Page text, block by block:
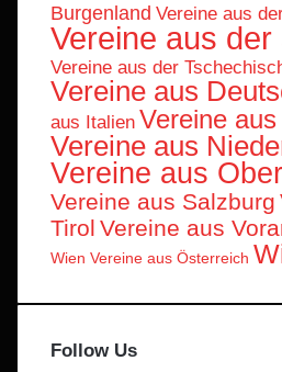
Burgenland Vereine aus
Vereine aus
Vereine aus der
Vereine aus
aus Italien Vereine
Vereine aus
Vereine aus
Vereine aus Salzburg
Tirol Vereine aus
Wien Vereine aus Österreich
Follow Us